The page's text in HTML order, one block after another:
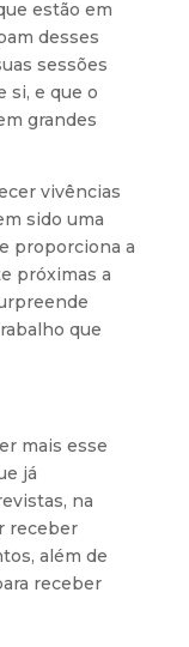
estão em
desses
sessões
si, e que o
grandes
vivências
sido uma
proporciona a
próximas a
que
mais esse
já
na
receber
além de
receber